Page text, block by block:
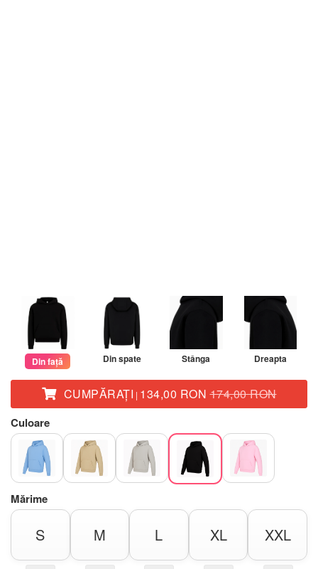
Din față Din spate Stânga Dreapta
CUMPĂRAŢI | 134,00 RON174,00 RON
Culoare
Mărime
S M L XL XXL